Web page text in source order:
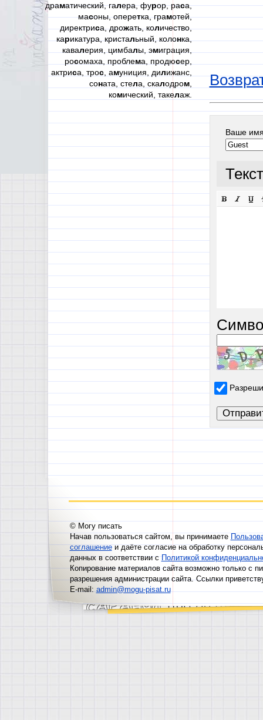
драматический, галера, фурор, раса,
масоны, оперетка, грамотей,
директриса, дрожать, количество,
карикатура, кристальный, колонка,
кавалерия, цимбалы, эмиграция,
росомаха, проблема, продюсер,
актриса, трос, амуниция, дилижанс,
соната, стела, скалодром,
комический, такелаж.
Ваше
© Могу писать
Начав пользоваться сайтом, вы принимаете
соглашениеи даёте согласие на обработку
данных в соответствии сПолитикой
Копирование материалов сайта возможно только с
разрешения администрации сайта. Ссылки
E-mail:admin@mogu-pisat.ru